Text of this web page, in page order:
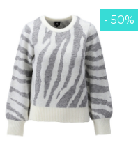
- 50%